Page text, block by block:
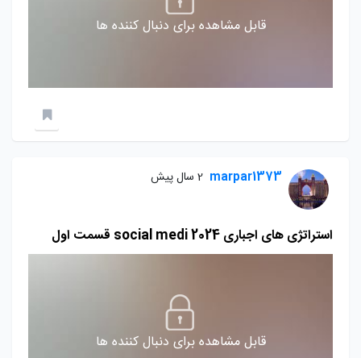
قابل مشاهده برای دنبال کننده ها
marpar1373 2 سال پیش
استراتژی های اجباری social medi 2024 قسمت اول
قابل مشاهده برای دنبال کننده ها